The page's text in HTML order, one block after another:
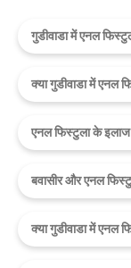
गुडीवाडा में एनल
क्या गुडीवाडा में एनल
एनल फिस्टुला के
बवासीर और एनल
क्या गुडीवाडा में एनल